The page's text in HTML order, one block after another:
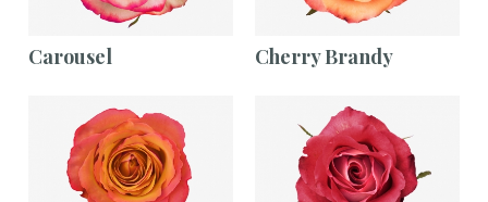
Carousel Cherry Brandy